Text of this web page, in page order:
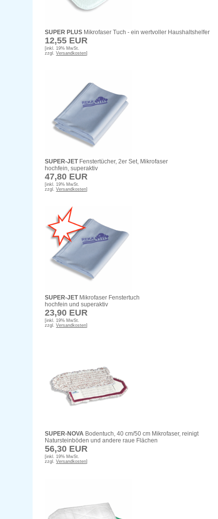
SUPER PLUS Mikrofaser Tuch - ein wertvoller Haushaltshelfer
12,55 EUR
[inkl. 19% MwSt.
zzgl.Versandkosten]
SUPER-JETFenstertücher, 2er Set, Mikrofaser
hochfein, superaktiv
47,80 EUR
[inkl. 19% MwSt.
zzgl.Versandkosten]
SUPER-JETMikrofaser Fenstertuch
hochfein und superaktiv
23,90 EUR
[inkl. 19% MwSt.
zzgl.Versandkosten]
SUPER-NOVA Bodentuch, 40 cm/50 cm Mikrofaser, reinigt
Natursteinböden und andere raue Flächen
56,30 EUR
[inkl. 19% MwSt.
zzgl.Versandkosten]